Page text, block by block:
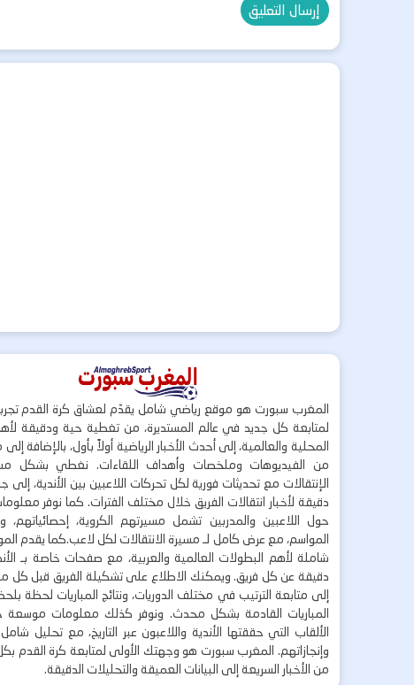
المغرب سبورت هو موقع رياضي شامل يقدّم لعشاق كرة القدم
لمتابعة كل جديد في عالم المستديرة، من تغطية حية ودقيقة لأهم
المحلية والعالمية، إلى أحدث الأخبار الرياضية أولاً بأول، بالإضافة
من الفيديوهات وملخصات وأهداف اللقاءات. نغطي بشكل
الإنتقالات مع تحديثات فورية لكل تحركات اللاعبين بين الأندية، إلى
دقيقة لأخبار انتقالات الفريق خلال مختلف الفترات. كما نوفر
حول اللاعبين والمدربين تشمل مسيرتهم الكروية، إحصائياتهم،
المواسم، مع عرض كامل لـ مسيرة الانتقالات لكل لاعب.كما يقدم
شاملة لأهم البطولات العالمية والعربية، مع صفحات خاصة بـ
دقيقة عن كل فريق. ويمكنك الاطلاع على تشكيلة الفريق قبل كل
إلى متابعة الترتيب في مختلف الدوريات، ونتائج المباريات لحظة
المباريات القادمة بشكل محدث. ونوفر كذلك معلومات موسعة
الألقاب التي حققتها الأندية واللاعبون عبر التاريخ، مع تحليل
وإنجازاتهم. المغرب سبورت هو وجهتك الأولى لمتابعة كرة القدم
من الأخبار السريعة إلى البيانات العميقة والتحليلات الدقيقة.